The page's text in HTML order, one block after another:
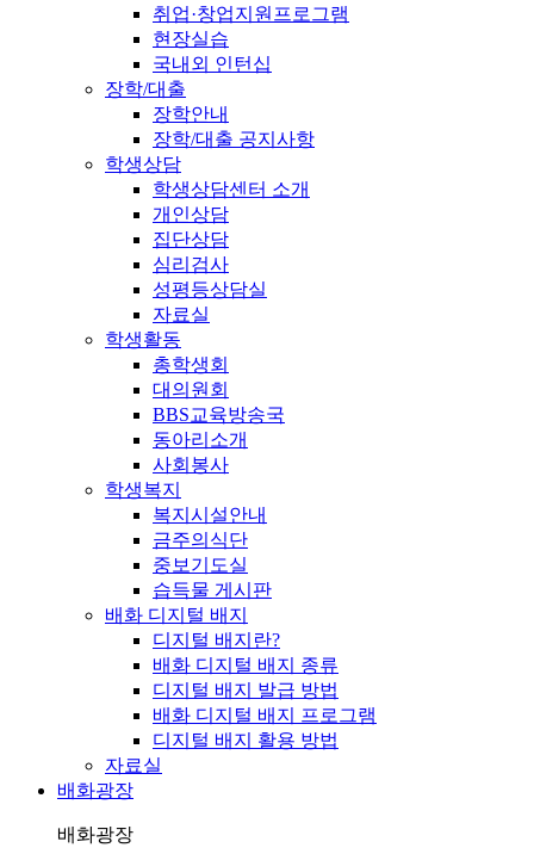
취업·창업지원프로그램
현장실습
국내외 인턴십
장학/대출
장학안내
장학/대출 공지사항
학생상담
학생상담센터 소개
개인상담
집단상담
심리검사
성평등상담실
자료실
학생활동
총학생회
대의원회
BBS교육방송국
동아리소개
사회봉사
학생복지
복지시설안내
금주의식단
중보기도실
습득물 게시판
배화 디지털 배지
디지털 배지란?
배화 디지털 배지 종류
디지털 배지 발급 방법
배화 디지털 배지 프로그램
디지털 배지 활용 방법
자료실
배화광장
배화광장